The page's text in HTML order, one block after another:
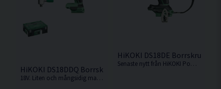
HiKOKI DS18DDQ Borrskruvdragare 18V
18V. Liten och mångsidig maskin med fyra chuckar i kompakt maskinkropp ger maximal åtkomst i trånga utrymmen. Levereras utan batteri och laddare.
HiKOKI DS18DE
Senaste nytt från HiKOKI Powertools. Borrskruvdragare med kort maskinkropp och enastående balans. Smart säkerhetsfunktion som motverkar "Kick back" Levereras utan batteri och laddare med manual men utan låda.